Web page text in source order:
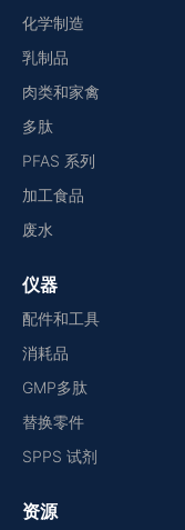
化学制造
乳制品
肉类和家禽
多肽
PFAS 系列
加工食品
废水
仪器
配件和工具
消耗品
GMP多肽
替换零件
SPPS 试剂
资源